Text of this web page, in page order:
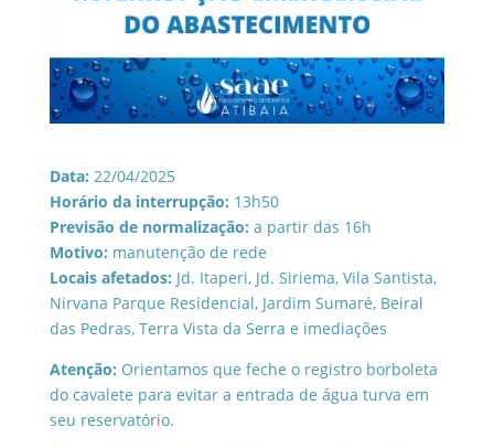
Data: 22/04/2025
Horário da interrupção: 13h50
Previsão de normalização: a partir das 16h
Motivo: manutenção de rede
Locais afetados: Jd. Itaperi, Jd. Siriema, Vila Santista,
Nirvana Parque Residencial, Jardim Sumaré, Beiral
das Pedras, Terra Vista da Serra e imediações
Atenção: Orientamos que feche o registro borboleta
do cavalete para evitar a entrada de água turva em
seu reservatório.